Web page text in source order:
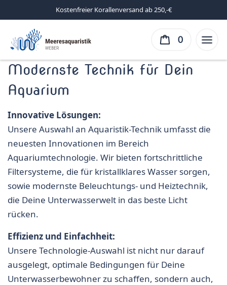
Kostenfreier Korallenversand ab 250,-€
0
Modernste Technik für Dein
Aquarium
Innovative Lösungen:
Unsere Auswahl an Aquaristik-Technik umfasst die
neuesten Innovationen im Bereich
Aquariumtechnologie. Wir bieten fortschrittliche
Filtersysteme, die für kristallklares Wasser sorgen,
sowie modernste Beleuchtungs- und Heiztechnik,
die Deine Unterwasserwelt in das beste Licht
rücken.
Effizienz und Einfachheit:
Unsere Technologie-Auswahl ist nicht nur darauf
ausgelegt, optimale Bedingungen für Deine
Unterwasserbewohner zu schaffen, sondern auch,